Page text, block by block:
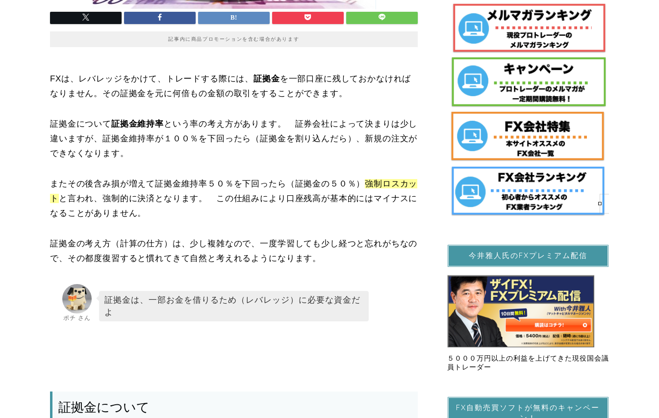
記事内に商品プロモーションを含む場合があります
FXは、レバレッジをかけて、トレードする際には、証拠金を一部口座に残しておかなければ
なりません。その証拠金を元に何倍もの金額の取引をすることができます。
証拠金について証拠金維持率 という率の考え方があります。 証券会社によって決まりは少し
違いますが、証拠金維持率が１００％を下回ったら（証拠金を割り込んだら）、新規の注文が
できなくなります。
またその後含み損が増えて証拠金維持率５０％を下回ったら（証拠金の５０％）強制ロスカッ
ト と言われ、強制的に決済となります。 この仕組みにより口座残高が基本的にはマイナスに
なることがありません。
証拠金の考え方（計算の仕方）は、少し複雑なので、一度学習しても少し経つと忘れがちなの
で、その都度復習すると慣れてきて自然と考えれるようになります。
ポチ さん
証拠金は、一部お金を借りるため（レバレッジ）に必要な資金だ
よ
証拠金について
今井雅人氏のFXプレミアム配信
５０００万円以上の利益を上げてきた現役国会議
員トレーダー
FX自動売買ソフトが無料のキャンペー